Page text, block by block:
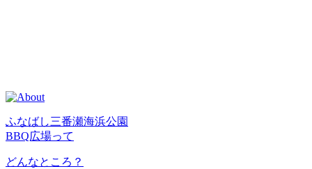
ふなばし三番瀬海浜公園
BBQ広場って
どんなところ？